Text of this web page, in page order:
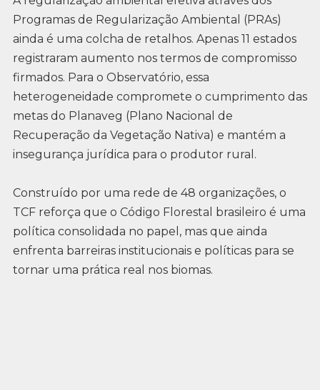
Programas de Regularização Ambiental (PRAs)
ainda é uma colcha de retalhos. Apenas 11 estados
registraram aumento nos termos de compromisso
firmados. Para o Observatório, essa
heterogeneidade compromete o cumprimento das
metas do Planaveg (Plano Nacional de
Recuperação da Vegetação Nativa) e mantém a
insegurança jurídica para o produtor rural.
Construído por uma rede de 48 organizações, o
TCF reforça que o Código Florestal brasileiro é uma
política consolidada no papel, mas que ainda
enfrenta barreiras institucionais e políticas para se
tornar uma prática real nos biomas.